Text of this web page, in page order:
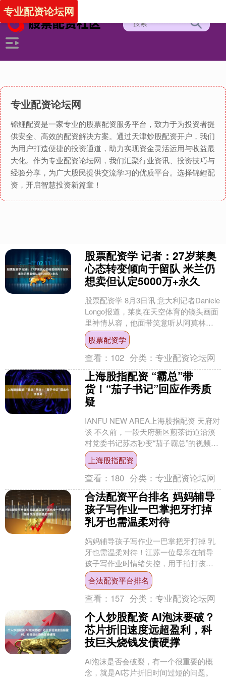
专业配资论坛网
锦鲤配资是一家专业的股票配资服务平台，致力于为投资者提
供安全、高效的配资解决方案。通过天津炒股配资开户，我们
为用户打造便捷的投资通道，助力实现资金灵活运用与收益最
大化。作为专业配资论坛网，我们汇聚行业资讯、投资技巧与
经验分享，为广大股民提供交流学习的优质平台。选择锦鲤配
资，开启智慧投资新篇章！
专业配资论坛网
股票配资学 记者：27岁莱奥
心态转变倾向于留队 米兰仍
想卖但认定5000万+永久
股票配资学 8月3日讯 意大利记者Daniele
Longo报道，莱奥在天空体育的镜头画面
里神情从容，他面带笑意听从阿莫林的
安排。此前他拒绝了费内巴切的报价，
目....
股票配资学
查看： 102 分类：专业配资论坛网
上海股指配资 “霸总”带
货！“茄子书记”回应作秀质
疑
IANFU NEW AREA上海股指配资 天府对
谈 不久前，一段天府新区煎茶街道沿溪
村党委书记苏杰秒变“茄子霸总”的视频悄
然走火。一袭黑衣、草帽胶鞋，短视频
里苏....
上海股指配资
查看： 180 分类：专业配资论坛网
合法配资平台排名 妈妈辅导
孩子写作业一巴掌把牙打掉
乳牙也需温柔对待
妈妈辅导孩子写作业一巴掌把牙打掉 乳
牙也需温柔对待！江苏一位母亲在辅导
孩子写作业时情绪失控，用手拍打孩子
的后脑勺。孩子本能地躲避，头部却重
重撞到了桌上的防低头矫....
合法配资平台排名
查看： 157 分类：专业配资论坛网
个人炒股配资 AI泡沫要破？
芯片折旧速度远超盈利，科
技巨头烧钱发债硬撑
AI泡沫是否会破裂，有一个很重要的概
念，就是AI芯片折旧时间过短的问题。